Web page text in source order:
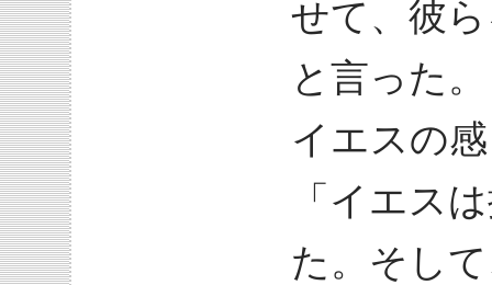
せて、彼
と言った
イエスの
「イエス
た。そし